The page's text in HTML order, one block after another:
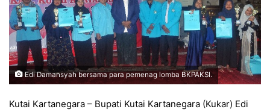
Edi Damansyah bersama para pemenag lomba BKPAKSI.
Kutai Kartanegara – Bupati Kutai Kartanegara (Kukar) Edi